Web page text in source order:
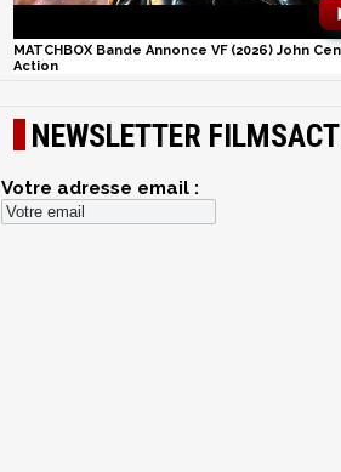
MATCHBOX Bande Annonce VF (2026) John
Action
NEWSLETTER
Votre adresse email :